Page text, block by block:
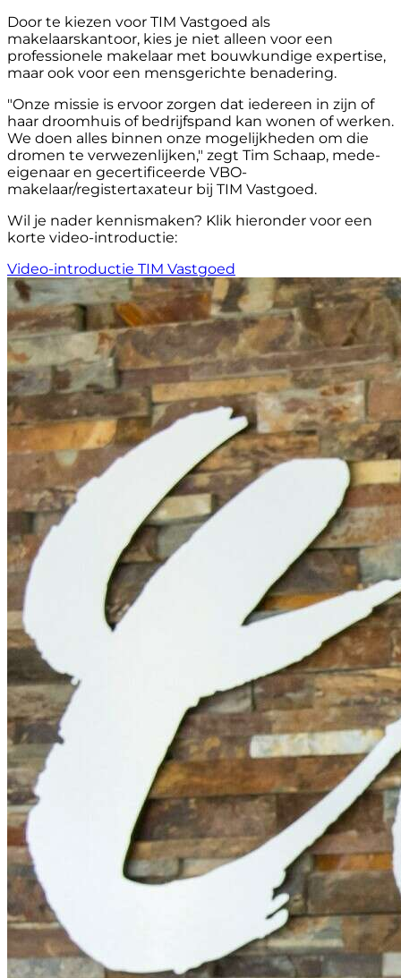
Door te kiezen voor TIM Vastgoed als
makelaarskantoor, kies je niet alleen voor een
professionele makelaar met bouwkundige expertise,
maar ook voor een mensgerichte benadering.
"Onze missie is ervoor zorgen dat iedereen in zijn of
haar droomhuis of bedrijfspand kan wonen of werken.
We doen alles binnen onze mogelijkheden om die
dromen te verwezenlijken," zegt Tim Schaap, mede-
eigenaar en gecertificeerde VBO-
makelaar/registertaxateur bij TIM Vastgoed.
Wil je nader kennismaken? Klik hieronder voor een
korte video-introductie:
Video-introductie TIM Vastgoed